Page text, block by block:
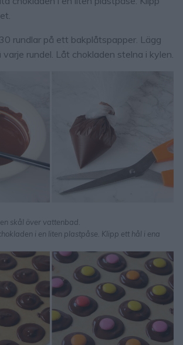
rundlar på ett bakplåtspapper. Lägg
varje rundel. Låt chokladen stelna i kylen.
skål över vattenbad.
i en liten plastpåse. Klipp ett hål i ena